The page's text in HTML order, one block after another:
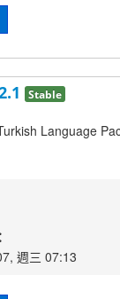
Stable
Language
週三 07:13